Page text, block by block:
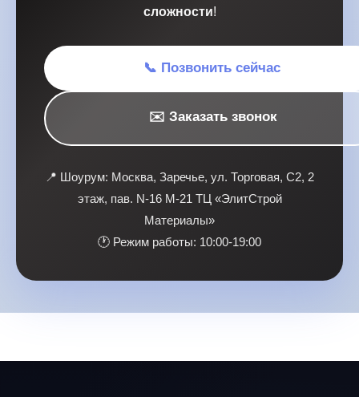
сложности!
📞 Позвонить сейчас
✉️ Заказать звонок
📍 Шоурум: Москва, Заречье, ул. Торговая, С2, 2
этаж, пав. N-16 M-21 ТЦ «ЭлитСтрой
Материалы»
🕐 Режим работы: 10:00-19:00